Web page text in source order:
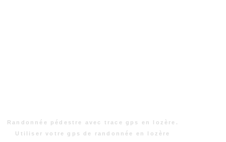
Randonnée pédestre avec trace gps en lozère.
Utiliser votre gps de randonnée en lozère